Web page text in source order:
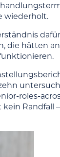
wiederholt.
die hätten
roles-
Randfall